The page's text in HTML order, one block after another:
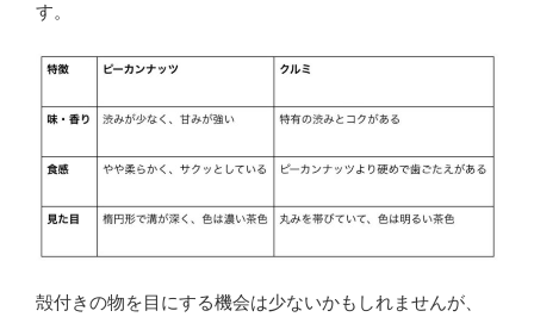
す。
殻付きの物を目にする機会は少ないかもしれませんが、